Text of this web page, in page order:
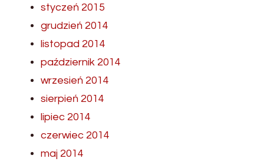
styczeń 2015
grudzień 2014
listopad 2014
październik 2014
wrzesień 2014
sierpień 2014
lipiec 2014
czerwiec 2014
maj 2014